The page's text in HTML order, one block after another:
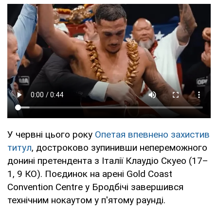
У червні цього року Опетая впевнено захистив
титул, достроково зупинивши непереможного
донині претендента з Італії Клаудіо Скуео (17–
1, 9 КО). Поєдинок на арені Gold Coast
Convention Centre у Бродбічі завершився
технічним нокаутом у п'ятому раунді.